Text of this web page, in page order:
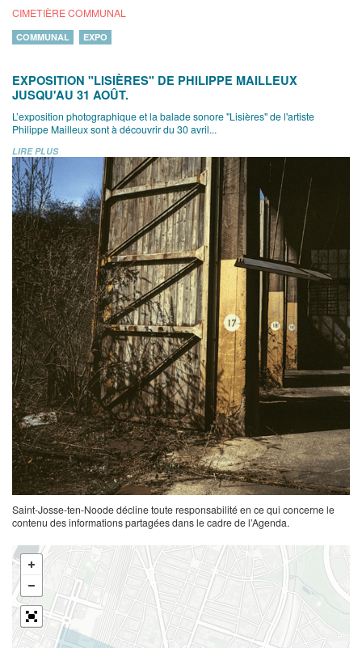
CIMETIÈRE COMMUNAL
COMMUNAL EXPO
EXPOSITION "LISIÈRES" DE PHILIPPE MAILLEUX
JUSQU'AU 31 AOÛT.
L’exposition photographique et la balade sonore "Lisières" de l'artiste
Philippe Mailleux sont à découvrir du 30 avril...
LIRE PLUS
Saint-Josse-ten-Noode décline toute responsabilité en ce qui concerne le
contenu des informations partagées dans le cadre de l’Agenda.